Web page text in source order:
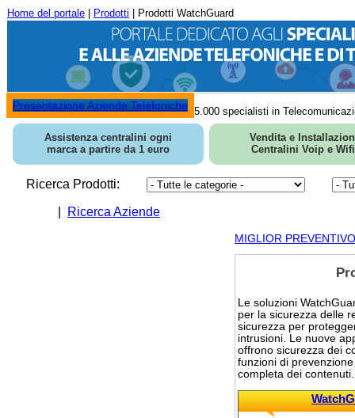
Home del portale Prodotti | Prodotti WatchGuard
Presentazione Aziende Telefoniche 5.000 specialisti in
Assistenza centralini ogni
marca a partire da 1 euro
Vendita e
Centralini Voip e
Ricerca Prodotti:
Ricerca Aziende
MIGLIOR
Le soluzioni
per la sicurezza delle
sicurezza per
intrusioni. Le nuove
offrono sicurezza dei
funzioni di
completa dei contenuti.